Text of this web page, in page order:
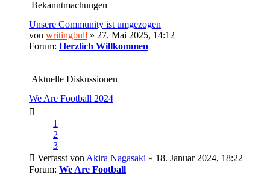
Bekanntmachungen
Unsere Community ist umgezogen
von writingbull » 27. Mai 2025, 14:12
Forum: Herzlich Willkommen
Aktuelle Diskussionen
We Are Football 2024
1
2
3
Verfasst von Akira Nagasaki » 18. Januar 2024, 18:22
Forum: We Are Football